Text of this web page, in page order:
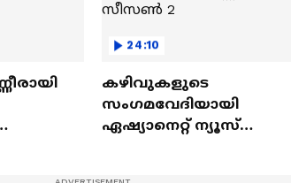
24:10
കഴിവുകളുടെ
സംഗമവേദിയായി
ഏഷ്യാനെറ്റ് ന്യൂസ്